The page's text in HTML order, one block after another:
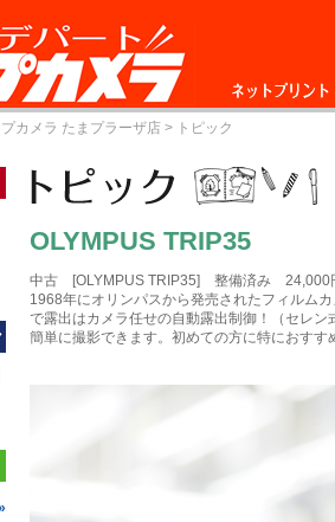
ネットプリント
カメラ たまプラーザ店 > トピック
OLYMPUS TRIP35
中古 [OLYMPUS TRIP35] 整備済み 24,000
1968年にオリンパスから発売されたフィルム
で露出はカメラ任せの自動露出制御！（セレ
簡単に撮影できます。初めての方に特におすす